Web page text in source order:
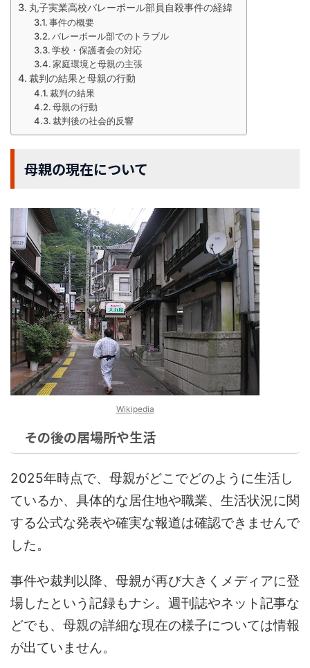
丸子実業高校バレーボール部員自殺事件の経緯
事件の概要
バレーボール部でのトラブル
学校・保護者会の対応
家庭環境と母親の主張
裁判の結果と母親の行動
裁判の結果
母親の行動
裁判後の社会的反響
母親の現在について
Wikipedia
その後の居場所や生活
2025年時点で、母親がどこでどのように生活し
ているか、具体的な居住地や職業、生活状況に関
する公式な発表や確実な報道は確認できませんで
した。
事件や裁判以降、母親が再び大きくメディアに登
場したという記録もナシ。週刊誌やネット記事な
どでも、母親の詳細な現在の様子については情報
が出ていません。